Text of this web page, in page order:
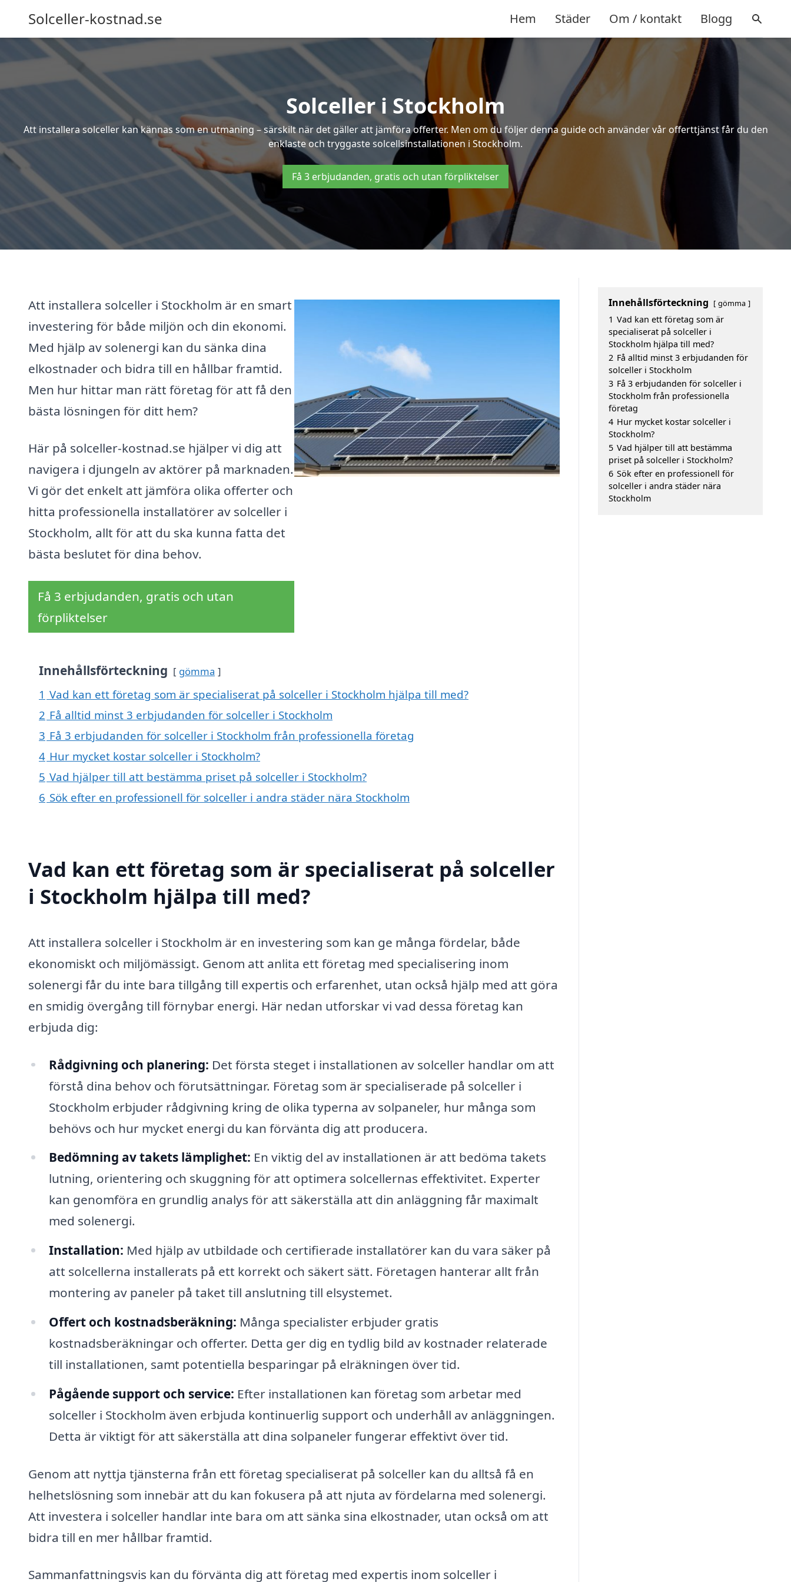
Solceller-kostnad.se Hem Städer Om / kontakt Blogg
Solceller i Stockholm
Att installera solceller kan kännas som en utmaning – särskilt när det gäller att jämföra offerter. Men om du följer denna guide och använder vår offerttjänst får du den
enklaste och tryggaste solcellsinstallationen i Stockholm.
Få 3 erbjudanden, gratis och utan förpliktelser
Att installera solceller i Stockholm är en smart
investering för både miljön och din ekonomi.
Med hjälp av solenergi kan du sänka dina
elkostnader och bidra till en hållbar framtid.
Men hur hittar man rätt företag för att få den
bästa lösningen för ditt hem?
Här på solceller-kostnad.se hjälper vi dig att
navigera i djungeln av aktörer på marknaden.
Vi gör det enkelt att jämföra olika offerter och
hitta professionella installatörer av solceller i
Stockholm, allt för att du ska kunna fatta det
bästa beslutet för dina behov.
Få 3 erbjudanden, gratis och utan
förpliktelser
Innehållsförteckning gömma
1 Vad kan ett företag som är specialiserat på solceller i Stockholm hjälpa till med?
2 Få alltid minst 3 erbjudanden för solceller i Stockholm
3 Få 3 erbjudanden för solceller i Stockholm från professionella företag
4 Hur mycket kostar solceller i Stockholm?
5 Vad hjälper till att bestämma priset på solceller i Stockholm?
6 Sök efter en professionell för solceller i andra städer nära Stockholm
Vad kan ett företag som är specialiserat på solceller
i Stockholm hjälpa till med?
Att installera solceller i Stockholm är en investering som kan ge många fördelar, både
ekonomiskt och miljömässigt. Genom att anlita ett företag med specialisering inom
solenergi får du inte bara tillgång till expertis och erfarenhet, utan också hjälp med att göra
en smidig övergång till förnybar energi. Här nedan utforskar vi vad dessa företag kan
erbjuda dig:
Rådgivning och planering: Det första steget i installationen av solceller handlar om att
förstå dina behov och förutsättningar. Företag som är specialiserade på solceller i
Stockholm erbjuder rådgivning kring de olika typerna av solpaneler, hur många som
behövs och hur mycket energi du kan förvänta dig att producera.
Bedömning av takets lämplighet: En viktig del av installationen är att bedöma takets
lutning, orientering och skuggning för att optimera solcellernas effektivitet. Experter
kan genomföra en grundlig analys för att säkerställa att din anläggning får maximalt
med solenergi.
Installation: Med hjälp av utbildade och certifierade installatörer kan du vara säker på
att solcellerna installerats på ett korrekt och säkert sätt. Företagen hanterar allt från
montering av paneler på taket till anslutning till elsystemet.
Offert och kostnadsberäkning: Många specialister erbjuder gratis
kostnadsberäkningar och offerter. Detta ger dig en tydlig bild av kostnader relaterade
till installationen, samt potentiella besparingar på elräkningen över tid.
Pågående support och service: Efter installationen kan företag som arbetar med
solceller i Stockholm även erbjuda kontinuerlig support och underhåll av anläggningen.
Detta är viktigt för att säkerställa att dina solpaneler fungerar effektivt över tid.
Genom att nyttja tjänsterna från ett företag specialiserat på solceller kan du alltså få en
helhetslösning som innebär att du kan fokusera på att njuta av fördelarna med solenergi.
Att investera i solceller handlar inte bara om att sänka sina elkostnader, utan också om att
bidra till en mer hållbar framtid.
Sammanfattningsvis kan du förvänta dig att företag med expertis inom solceller i
Innehållsförteckning gömma
1 Vad kan ett företag som är
specialiserat på solceller i
Stockholm hjälpa till med?
2 Få alltid minst 3 erbjudanden för
solceller i Stockholm
3 Få 3 erbjudanden för solceller i
Stockholm från professionella
företag
4 Hur mycket kostar solceller i
Stockholm?
5 Vad hjälper till att bestämma
priset på solceller i Stockholm?
6 Sök efter en professionell för
solceller i andra städer nära
Stockholm